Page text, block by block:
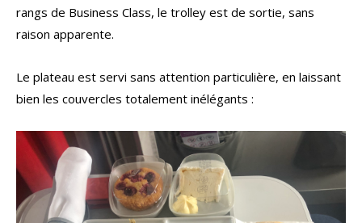
rangs de Business Class, le trolley est de sortie, sans
raison apparente.
Le plateau est servi sans attention particulière, en laissant
bien les couvercles totalement inélégants :